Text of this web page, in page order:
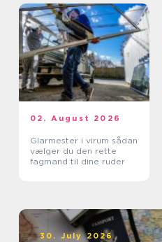
02. August 2026
Glarmester i virum sådan
vælger du den rette
fagmand til dine ruder
30. July 2026